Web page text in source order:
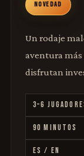
NOVEDAD
Un rodaje
aventura más
disfrutan
3–6
90 MINUTOS
ES / EN